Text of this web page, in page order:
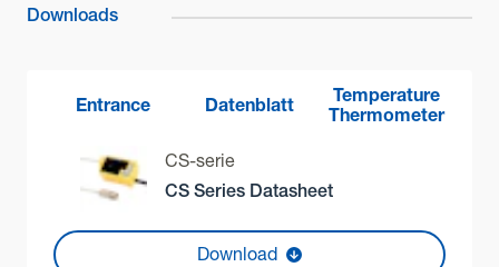
Downloads
CS-serie
CS Series Datasheet
Entrance Datenblatt
Temperature
Thermometer
Download